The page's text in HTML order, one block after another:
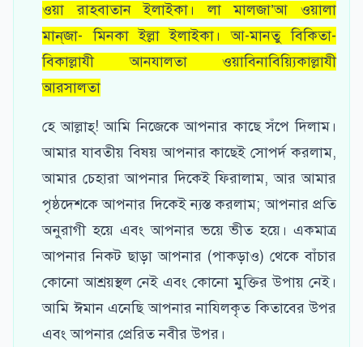
ওয়া রাহবাতান ইলাইকা। লা মালজা’আ ওয়ালা
মান্‌জা- মিনকা ইল্লা ইলাইকা। আ-মানতু বিকিতা-
বিকাল্লাযী আনযালতা ওয়াবিনাবিয়্যিকাল্লাযী
আরসালতা
হে আল্লাহ্‌! আমি নিজেকে আপনার কাছে সঁপে দিলাম।
আমার যাবতীয় বিষয় আপনার কাছেই সোপর্দ করলাম,
আমার চেহারা আপনার দিকেই ফিরালাম, আর আমার
পৃষ্ঠদেশকে আপনার দিকেই ন্যস্ত করলাম; আপনার প্রতি
অনুরাগী হয়ে এবং আপনার ভয়ে ভীত হয়ে। একমাত্র
আপনার নিকট ছাড়া আপনার (পাকড়াও) থেকে বাঁচার
কোনো আশ্রয়স্থল নেই এবং কোনো মুক্তির উপায় নেই।
আমি ঈমান এনেছি আপনার নাযিলকৃত কিতাবের উপর
এবং আপনার প্রেরিত নবীর উপর।